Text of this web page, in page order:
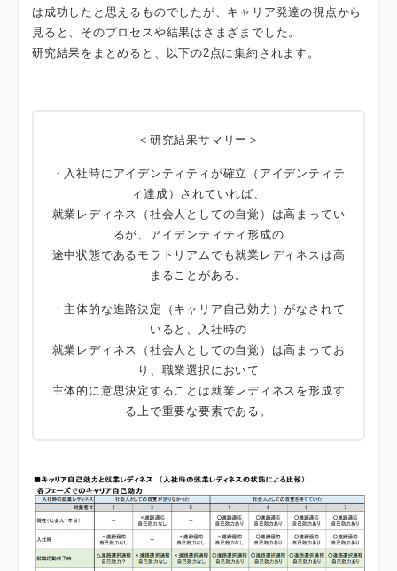
は成功したと思えるものでしたが、キャリア発達の視点から
見ると、そのプロセスや結果はさまざまでした。
研究結果をまとめると、以下の2点に集約されます。
＜研究結果サマリー＞
・入社時にアイデンティティが確立（アイデンティテ
ィ達成）されていれば、
就業レディネス（社会人としての自覚）は高まってい
るが、アイデンティティ形成の
途中状態であるモラトリアムでも就業レディネスは高
まることがある。
・主体的な進路決定（キャリア自己効力）がなされて
いると、入社時の
就業レディネス（社会人としての自覚）は高まってお
り、職業選択において
主体的に意思決定することは就業レディネスを形成す
る上で重要な要素である。